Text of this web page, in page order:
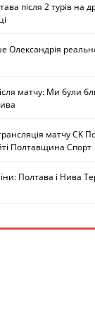
після 2 турів на
Олександрія
матчу: Ми були
матчу СК
Полтавщина Спорт
Полтава і Нива